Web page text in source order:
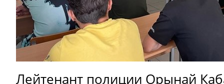
Лейтенант полиции Орынай